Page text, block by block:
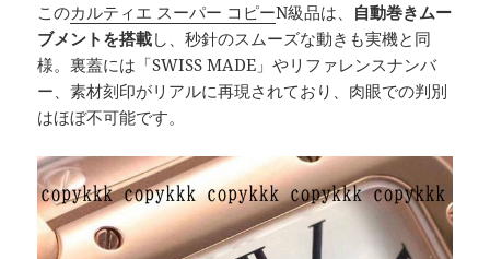
このカルティエ スーパー コピーN級品は、 自動巻きムー
ブメントを搭載し、秒針のスムーズな動きも実機と同
様。裏蓋には「SWISS MADE」やリファレンスナンバ
ー、素材刻印がリアルに再現されており、肉眼での判別
はほぼ不可能です。